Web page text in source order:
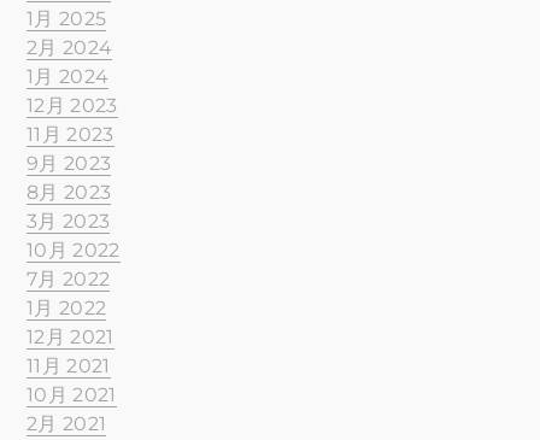
1月 2025
2月 2024
1月 2024
12月 2023
11月 2023
9月 2023
8月 2023
3月 2023
10月 2022
7月 2022
1月 2022
12月 2021
11月 2021
10月 2021
2月 2021